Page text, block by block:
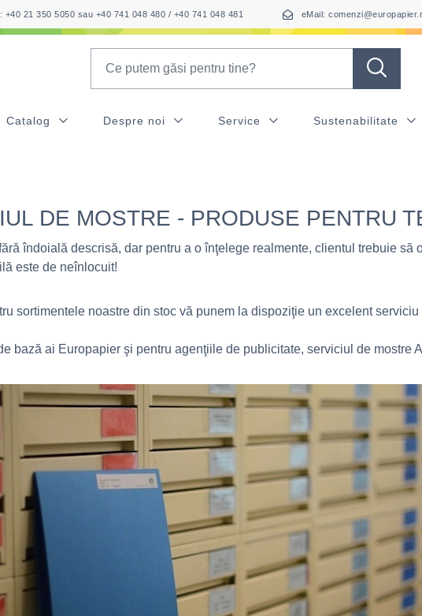
+40 21 350 5050 sau +40 741 048 480 / +40 741 048 481 eMail:
Catalog Despre noi Service Sustenabilitate
DE MOSTRE - PRODUSE PENTRU
îndoială descrisă, dar pentru a o înţelege realmente, clientul trebuie să
este de neînlocuit!
sortimentele noastre din stoc vă punem la dispoziţie un excelent serviciu
bază ai Europapier şi pentru agenţiile de publicitate, serviciul de mostre